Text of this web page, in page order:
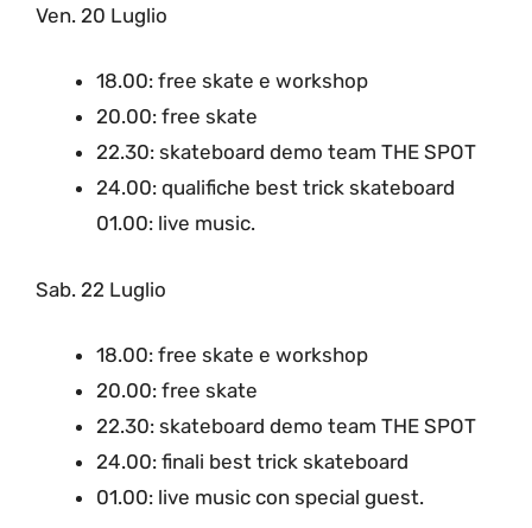
Ven. 20 Luglio
18.00: free skate e workshop
20.00: free skate
22.30: skateboard demo team THE SPOT
24.00: qualifiche best trick skateboard
01.00: live music.
Sab. 22 Luglio
18.00: free skate e workshop
20.00: free skate
22.30: skateboard demo team THE SPOT
24.00: finali best trick skateboard
01.00: live music con special guest.